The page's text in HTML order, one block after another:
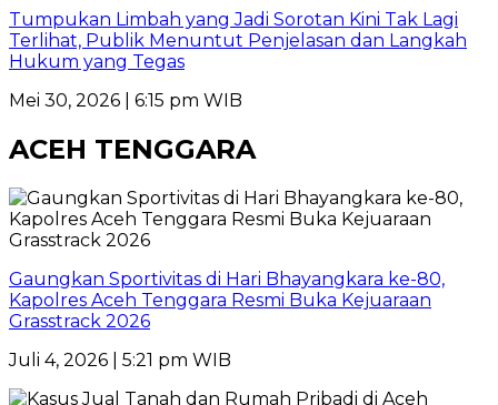
Tumpukan Limbah yang Jadi Sorotan Kini Tak Lagi
Terlihat, Publik Menuntut Penjelasan dan Langkah
Hukum yang Tegas
Mei 30, 2026 | 6:15 pm WIB
ACEH TENGGARA
Gaungkan Sportivitas di Hari Bhayangkara ke-80,
Kapolres Aceh Tenggara Resmi Buka Kejuaraan
Grasstrack 2026
Juli 4, 2026 | 5:21 pm WIB